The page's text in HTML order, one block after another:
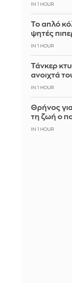
IN 1 HOUR
Το απλό
ψητές
IN 1 HOUR
Τάνκερ
ανοιχτά
IN 1 HOUR
Θρήνος
τη ζωή ο
IN 1 HOUR